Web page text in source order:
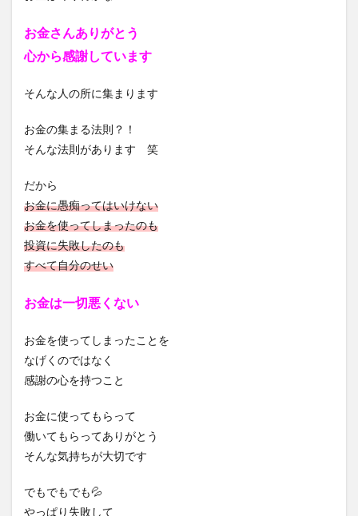
お金さんありがとう
心から感謝しています
そんな人の所に集まります
お金の集まる法則？！
そんな法則があります 笑
だから
お金に愚痴ってはいけない
お金を使ってしまったのも
投資に失敗したのも
すべて自分のせい
お金は一切悪くない
お金を使ってしまったことを
なげくのではなく
感謝の心を持つこと
お金に使ってもらって
働いてもらってありがとう
そんな気持ちが大切です
でもでもでも💦
やっぱり失敗して